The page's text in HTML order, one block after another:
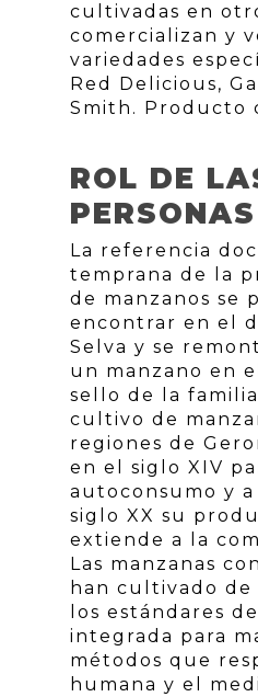
cultivadas en
comercializan y
variedades
Red Delicious,
Smith. Producto
ROL DE
PERSONAS
La referencia
temprana de la
de manzanos se
encontrar en el
Selva y se
un manzano en
sello de la familia
cultivo de
regiones de
en el siglo XIV
autoconsumo y a
siglo XX su
extiende a la
Las manzanas
han cultivado de
los estándares
integrada para
métodos que
humana y el